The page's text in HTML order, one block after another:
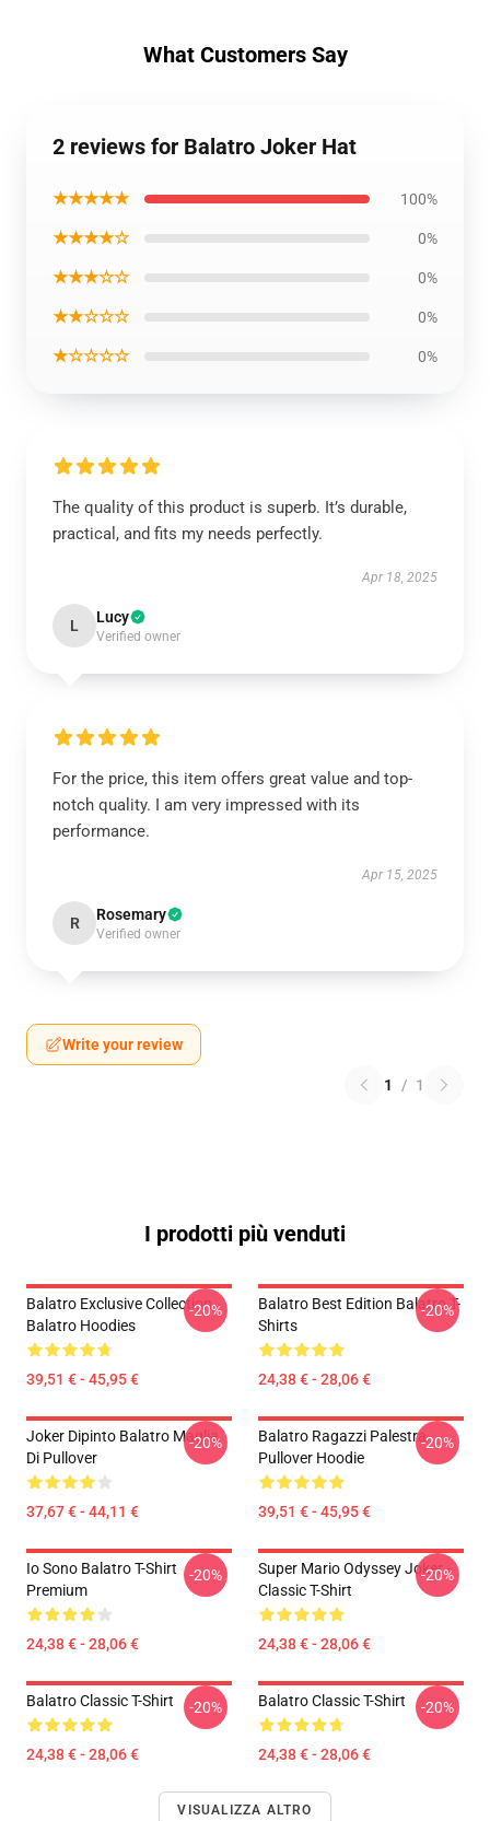
What Customers Say
2 reviews for Balatro Joker Hat
★★★★★ 100%
★★★★☆ 0%
★★★☆☆ 0%
★★☆☆☆ 0%
★☆☆☆☆ 0%
The quality of this product is superb. It’s durable,
practical, and fits my needs perfectly.
Apr 18, 2025
L Lucy
Verified owner
For the price, this item offers great value and top-
notch quality. I am very impressed with its
performance.
Apr 15, 2025
R Rosemary
Verified owner
Write your review
1 / 1
I prodotti più venduti
Balatro Exclusive Collection
Balatro Hoodies
39,51 € - 45,95 €
-20%
Balatro Best Edition Balatro T-
Shirts
24,38 € - 28,06 €
-20%
Joker Dipinto Balatro Maglia
Di Pullover
37,67 € - 44,11 €
-20%
Balatro Ragazzi Palestra
Pullover Hoodie
39,51 € - 45,95 €
-20%
Io Sono Balatro T-Shirt
Premium
24,38 € - 28,06 €
-20%
Super Mario Odyssey Joker -
Classic T-Shirt
24,38 € - 28,06 €
-20%
Balatro Classic T-Shirt
24,38 € - 28,06 €
-20% Balatro Classic T-Shirt
24,38 € - 28,06 €
-20%
VISUALIZZA ALTRO